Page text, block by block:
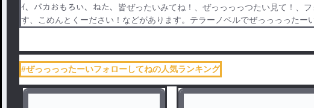
ｲ、バカおもろい、ねた、皆ぜったいみてね！、ぜっっっっつたい見て！、
す、こめんとくーださい！などがあります。テラーノベルでぜっっっったー
#ぜっっっったーいフォローしてねの人気ランキング